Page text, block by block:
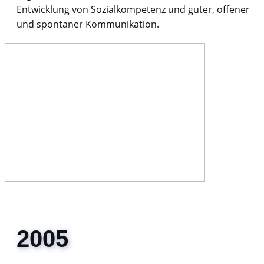
Entwicklung von Sozialkompetenz und guter, offener
und spontaner Kommunikation.
2005